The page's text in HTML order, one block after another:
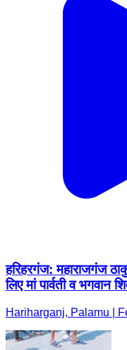
हरिहरगंज: महाराजगंज
लिए मां पार्वती व भगवान
Hariharganj, Palamu |